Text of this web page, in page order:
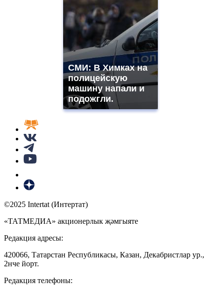
СМИ: В Химках на
полицейскую
машину напали и
подожгли.
©2025 Intertat (Интертат)
«ТАТМЕДИА» акционерлык җәмгыяте
Редакция адресы:
420066, Татарстан Республикасы, Казан, Декабристлар ур.,
2нче йорт.
Редакция телефоны: